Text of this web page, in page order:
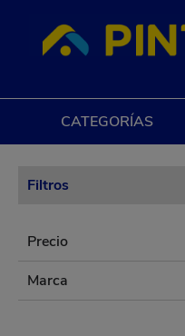
Content
CATEGORÍAS
Filtros
Precio
Marca